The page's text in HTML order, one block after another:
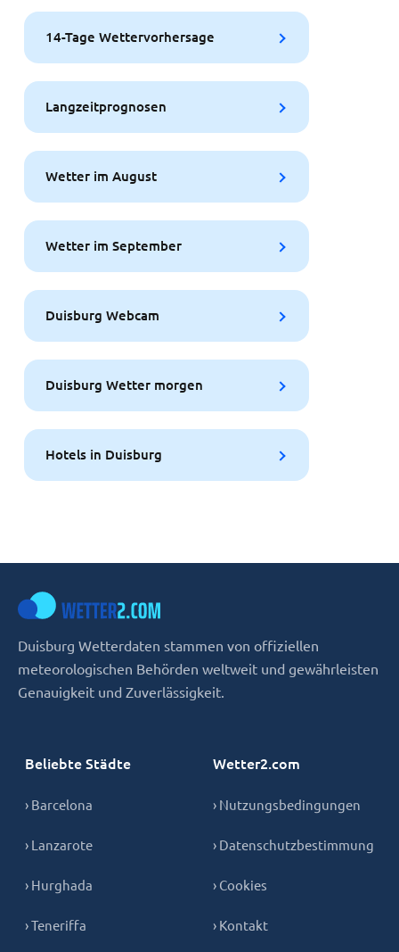
14-Tage Wettervorhersage
Langzeitprognosen
Wetter im August
Wetter im September
Duisburg Webcam
Duisburg Wetter morgen
Hotels in Duisburg
Duisburg Wetterdaten stammen von offiziellen
meteorologischen Behörden weltweit und gewährleisten
Genauigkeit und Zuverlässigkeit.
Beliebte Städte
› Barcelona
› Lanzarote
› Hurghada
› Teneriffa
Wetter2.com
› Nutzungsbedingungen
› Datenschutzbestimmung
› Cookies
› Kontakt